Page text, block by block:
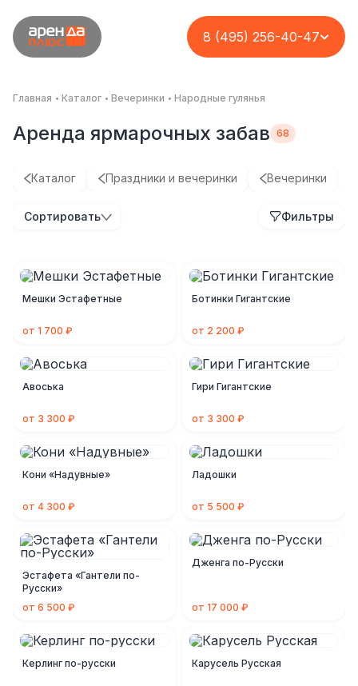
8 (495) 256-40-47
Главная Каталог Вечеринки Народные гулянья
Аренда ярмарочных забав
Каталог Праздники и вечеринки Вечеринки
Сортировать Фильтры
Мешки Эстафетные
от 1 700 ₽
Ботинки Гигантские
от 2 200 ₽
Авоська
от 3 300 ₽
Гири Гигантские
от 3 300 ₽
Кони «Надувные»
от 4 300 ₽
Ладошки
от 5 500 ₽
Эстафета «Гантели по-
Русски»
от 6 500 ₽
Дженга по-Русски
от 17 000 ₽
Керлинг по-русски Карусель Русская